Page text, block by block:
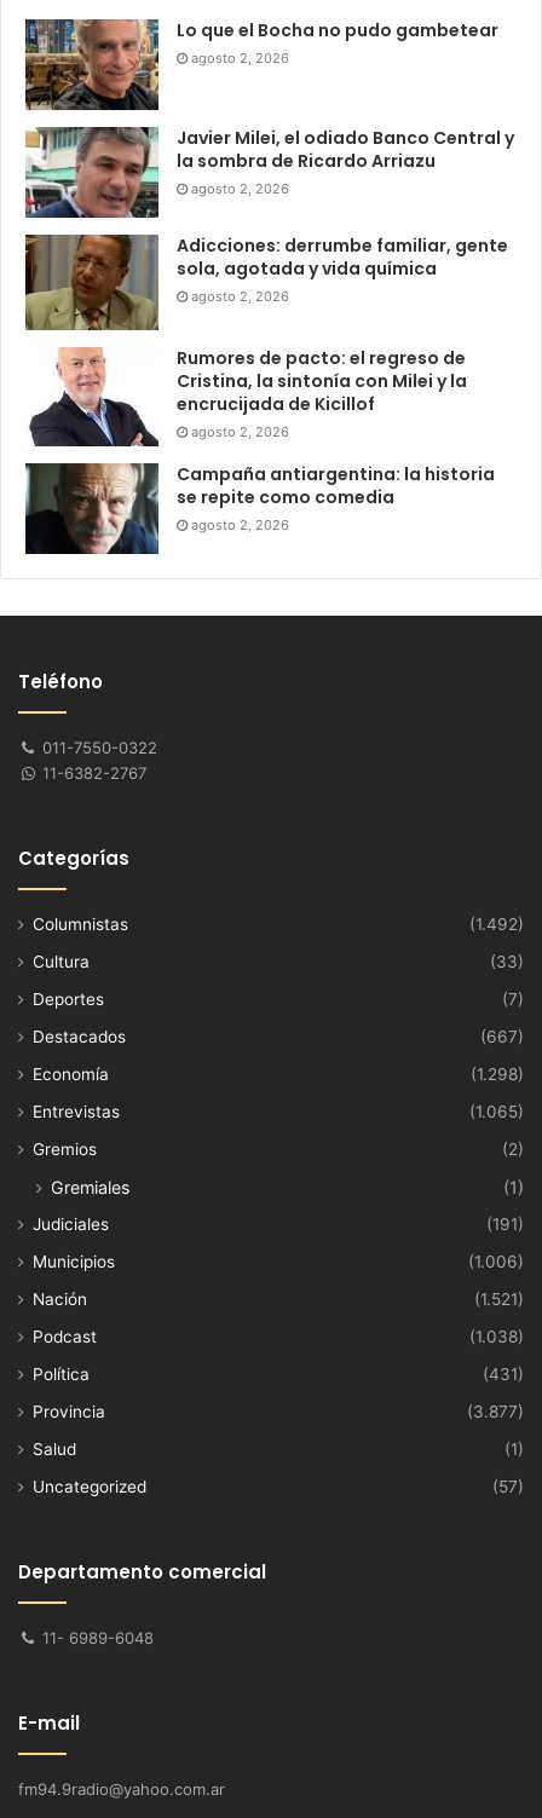
Lo que el Bocha no pudo gambetear
agosto 2, 2026
Javier Milei, el odiado Banco Central y
la sombra de Ricardo Arriazu
agosto 2, 2026
Adicciones: derrumbe familiar, gente
sola, agotada y vida química
agosto 2, 2026
Rumores de pacto: el regreso de
Cristina, la sintonía con Milei y la
encrucijada de Kicillof
agosto 2, 2026
Campaña antiargentina: la historia
se repite como comedia
agosto 2, 2026
Teléfono
011-7550-0322
11-6382-2767
Categorías
Columnistas
(1.492)
Cultura
(33)
Deportes
(7)
Destacados
(667)
Economía
(1.298)
Entrevistas
(1.065)
Gremios
(2)
Gremiales (1)
Judiciales
(191)
Municipios
(1.006)
Nación
(1.521)
Podcast
(1.038)
Política
(431)
Provincia
(3.877)
Salud
(1)
Uncategorized
(57)
Departamento comercial
11- 6989-6048
E-mail
fm94.9radio@yahoo.com.ar